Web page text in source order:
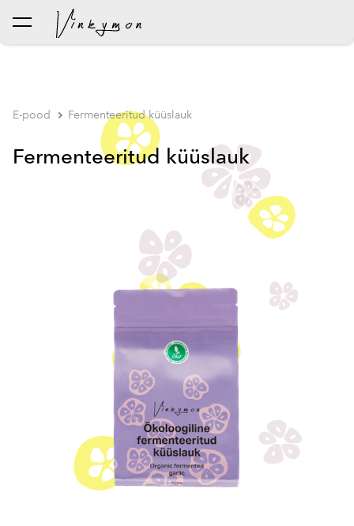
lisati ostukorvi.
E-pood Fermenteeritud küüslauk
Fermenteeritud küüslauk